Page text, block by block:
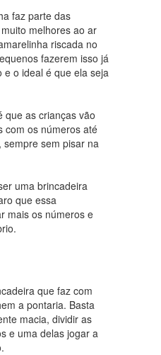
faz parte das
melhores ao ar
riscada no
fazerem isso já
o ideal é que ela seja
que as crianças vão
com os números até
sempre sem pisar na
uma brincadeira
que essa
mais os números e
que faz com
a pontaria. Basta
macia, dividir as
e uma delas jogar a